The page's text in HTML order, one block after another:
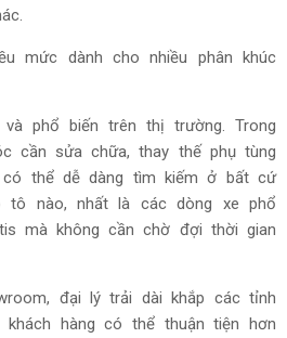
mức dành cho nhiều phân khúc
phổ biến trên thị trường. Trong
cần sửa chữa, thay thế phụ tùng
thể dễ dàng tìm kiếm ở bất cứ
tô nào, nhất là các dòng xe phổ
mà không cần chờ đợi thời gian
đại lý trải dài khắp các tỉnh
hàng có thể thuận tiện hơn